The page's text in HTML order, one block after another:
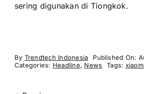
sering digunakan di Tiongkok.
By Trendtech Indonesia
Published On:
Categories: Headline, News Tags: